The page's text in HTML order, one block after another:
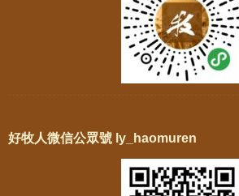
好牧人微信公眾號 ly_haomuren